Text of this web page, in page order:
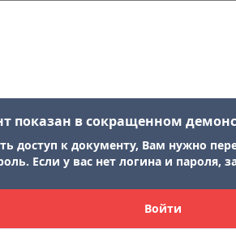
показан в сокращенном
доступ к документу, Вам нужно
Если у вас нет логина и пароля,
Войти